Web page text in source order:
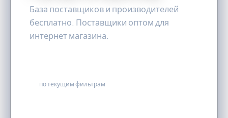
База поставщиков и производителей
бесплатно. Поставщики оптом для
интернет магазина.
по текущим фильтрам